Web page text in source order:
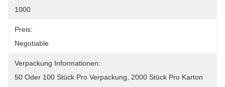
1000
Preis:
Negotiable
Verpackung Informationen:
50 Oder 100 Stück Pro Verpackung, 2000 Stück Pro Karton